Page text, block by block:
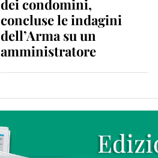
dei condomini,
concluse le indagini
dell’Arma su un
amministratore